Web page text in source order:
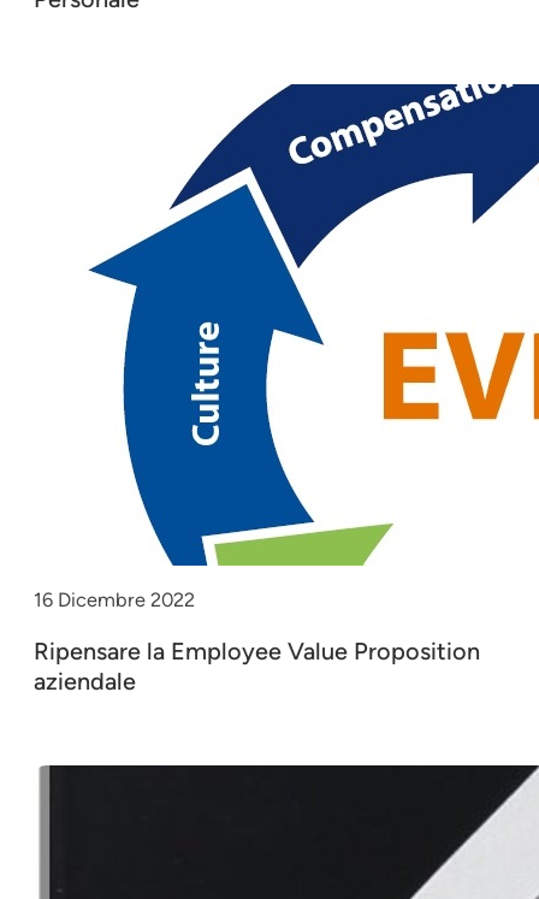
16 Dicembre 2022
Ripensare la Employee Value Proposition
aziendale